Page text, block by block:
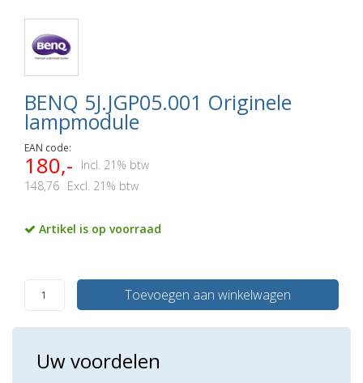
BENQ 5J.JGP05.001 Originele
lampmodule
EAN code:
180,-
Incl. 21% btw
148,76 Excl. 21% btw
Artikel is op voorraad
Toevoegen aan winkelwagen
Uw voordelen